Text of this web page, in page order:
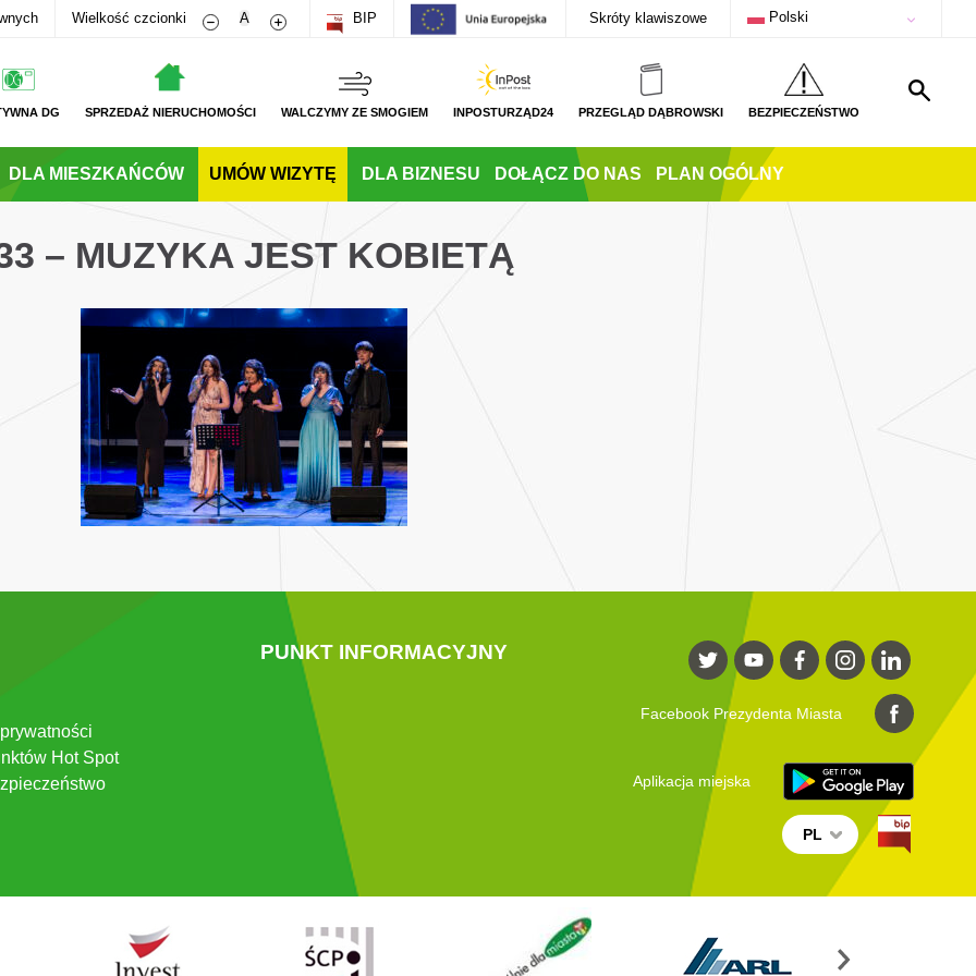
Wielkość czcionki Zmniejsz rozmiar czcionki
A Zwiększ rozmiar czcionki
BIP Skróty klawiszowe Polski
DG SPRZEDAŻ NIERUCHOMOŚCI WALCZYMY ZE SMOGIEM INPOSTURZĄD24 PRZEGLĄD DĄBROWSKI BEZPIECZEŃSTWO
DLA MIESZKAŃCÓW UMÓW WIZYTĘ DLA BIZNESU DOŁĄCZ DO NAS PLAN OGÓLNY
– MUZYKA JEST KOBIETĄ
Hot Spot
PUNKT INFORMACYJNY
Facebook Prezydenta Miasta
Aplikacja miejska
PL